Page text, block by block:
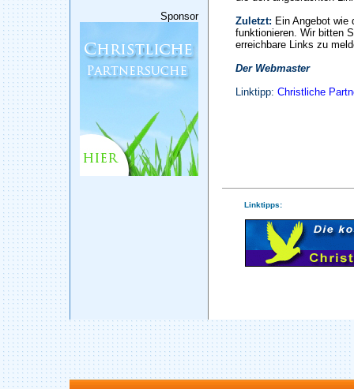
Sponsor
Zuletzt: Ein Angebot wie
funktionieren. Wir bitten
erreichbare Links zu
Der Webmaster
Linktipp: Christliche
Linktipps: